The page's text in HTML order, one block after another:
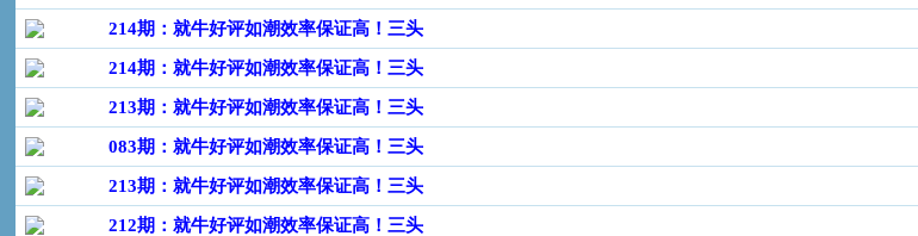
214期：就牛好评如潮效率保证高！三头
214期：就牛好评如潮效率保证高！三头
213期：就牛好评如潮效率保证高！三头
083期：就牛好评如潮效率保证高！三头
213期：就牛好评如潮效率保证高！三头
212期：就牛好评如潮效率保证高！三头